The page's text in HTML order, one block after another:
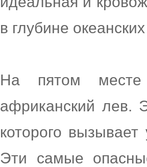
в глубине
На пятом
африканский лев.
которого
Эти самые